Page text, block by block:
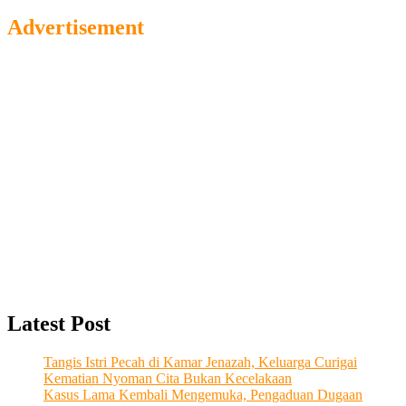
Advertisement
Latest Post
Tangis Istri Pecah di Kamar Jenazah, Keluarga Curigai
Kematian Nyoman Cita Bukan Kecelakaan
Kasus Lama Kembali Mengemuka, Pengaduan Dugaan